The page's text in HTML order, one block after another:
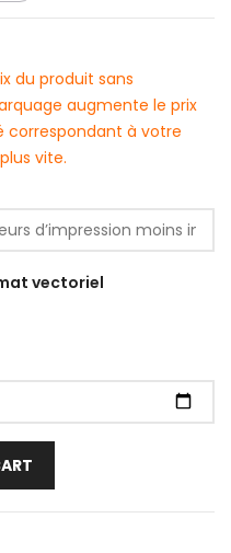
du produit sans
augmente le prix
correspondant à votre
vite.
vectoriel